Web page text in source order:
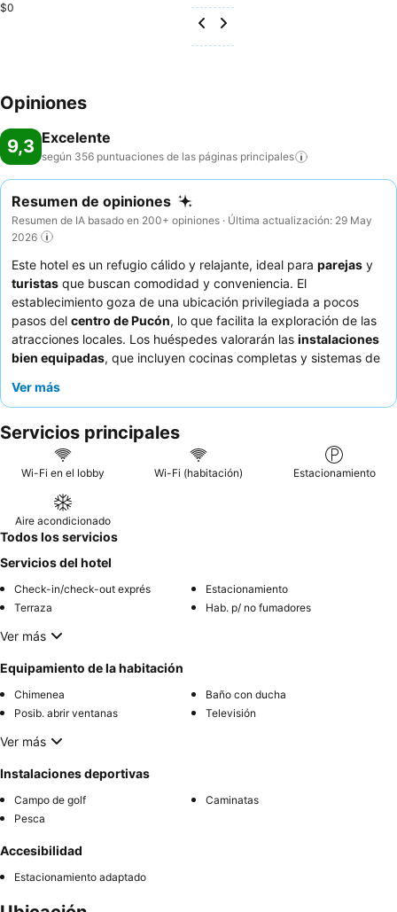
$0
Opiniones
9,3 Excelente
según 356 puntuaciones de las páginas principales
Resumen de opiniones
Resumen de IA basado en 200+ opiniones · Última actualización: 29 May
2026
Este hotel es un refugio cálido y relajante, ideal para parejas y
turistas que buscan comodidad y conveniencia. El
establecimiento goza de una ubicación privilegiada a pocos
pasos del centro de Pucón, lo que facilita la exploración de las
atracciones locales. Los huéspedes valorarán las instalaciones
bien equipadas, que incluyen cocinas completas y sistemas de
acondicionado, lo que garantiza una estancia agradable. El
su excepcional hospitalidad. Para una experiencia
verdaderamente cómoda, los huéspedes recomiendan las
habitaciones con camas excepcionalmente confortables.
Ver más
Servicios principales
Wi-Fi en el lobby Wi-Fi (habitación) Estacionamiento
Aire acondicionado
Todos los servicios
Servicios del hotel
Check-in/check-out exprés
Estacionamiento
Terraza
Hab. p/ no fumadores
Ver más
Equipamiento de la habitación
Chimenea
Baño con ducha
Posib. abrir ventanas
Televisión
Ver más
Instalaciones deportivas
Campo de golf
Caminatas
Pesca
Accesibilidad
Estacionamiento adaptado